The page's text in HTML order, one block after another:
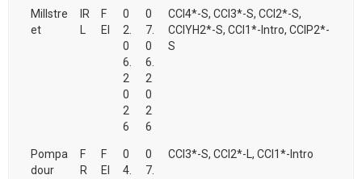
Millstre
et
IR
F
EI
0
2.
0
6.
2
0
2
6
0
7.
0
6.
2
0
2
6
CCI4*-S, CCI3*-S, CCI2*-S,
CCIYH2*-S, CCI1*-Intro, CCIP2*-
S
Pompa
dour
F
R
F
EI
0
4.
0
7.
CCI3*-S, CCI2*-L, CCI1*-Intro